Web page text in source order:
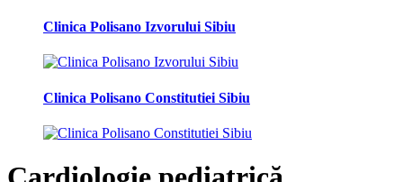
Clinica Polisano Izvorului Sibiu
Clinica Polisano Constitutiei Sibiu